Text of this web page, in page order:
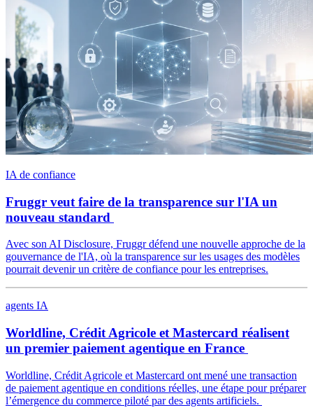
IA de confiance
Fruggr veut faire de la transparence sur l'IA un
nouveau standard
Avec son AI Disclosure, Fruggr défend une nouvelle approche de la
gouvernance de l'IA, où la transparence sur les usages des modèles
pourrait devenir un critère de confiance pour les entreprises.
agents IA
Worldline, Crédit Agricole et Mastercard réalisent
un premier paiement agentique en France
Worldline, Crédit Agricole et Mastercard ont mené une transaction
de paiement agentique en conditions réelles, une étape pour préparer
l’émergence du commerce piloté par des agents artificiels.